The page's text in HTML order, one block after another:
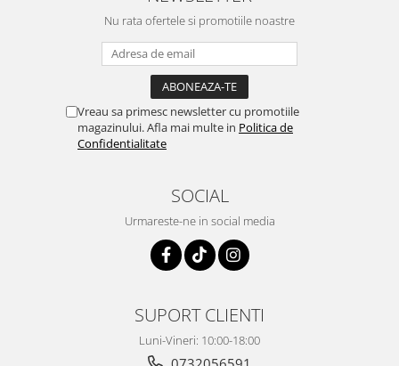
Nu rata ofertele si promotiile noastre
Vreau sa primesc newsletter cu promotiile
magazinului. Afla mai multe in Politica de
Confidentialitate
SOCIAL
Urmareste-ne in social media
SUPORT CLIENTI
Luni-Vineri: 10:00-18:00